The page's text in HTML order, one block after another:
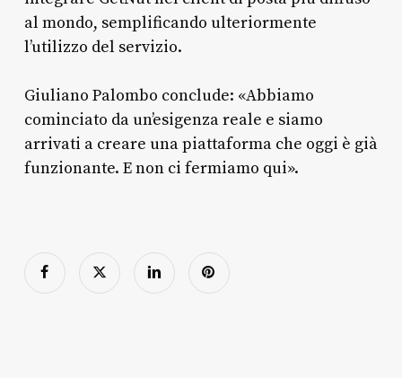
al mondo, semplificando ulteriormente
l’utilizzo del servizio.
Giuliano Palombo conclude: «Abbiamo
cominciato da un’esigenza reale e siamo
arrivati a creare una piattaforma che oggi è già
funzionante. E non ci fermiamo qui».